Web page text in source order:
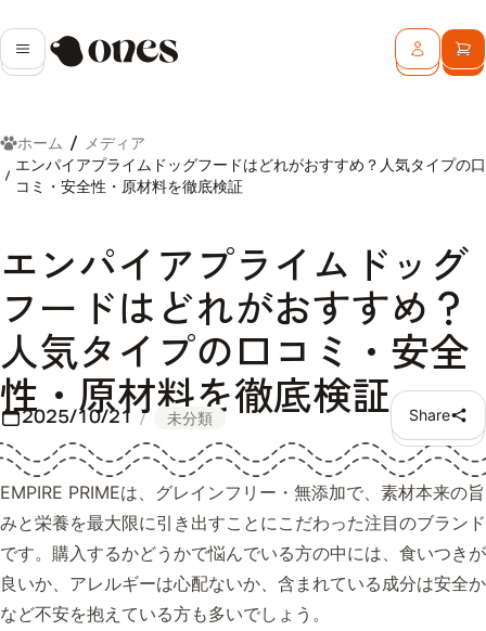
メニューOnes ログインカ
ホーム
メディア
エンパイアプライムドッグフードはどれがおすすめ？人気タイプの口
コミ・安全性・原材料を徹底検証
エンパイアプライムドッグ
フードはどれがおすすめ？
人気タイプの口コミ・安全
性・原材料を徹底検証
2025/10/21 未分類 Share
EMPIRE PRIMEは、グレインフリー・無添加で、素材本来の旨
みと栄養を最大限に引き出すことにこだわった注目のブランド
です。購入するかどうかで悩んでいる方の中には、食いつきが
良いか、アレルギーは心配ないか、含まれている成分は安全か
など不安を抱えている方も多いでしょう。